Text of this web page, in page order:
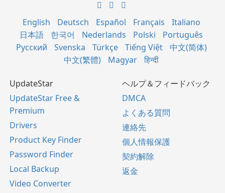
English Deutsch Español Français
Italiano
日本語
한국어 Nederlands Polski
Português
Русский
Svenska Türkçe Tiếng Việt
中文(简体)
中文(繁體)
Magyar हिन्दी
UpdateStar
UpdateStar Free &
Premium
Drivers
Product Key Finder
Password Finder
Local Backup
Video Converter
ヘルプ＆フィードバック
DMCA
よくある質問
連絡先
個人情報保護
契約解除
返金